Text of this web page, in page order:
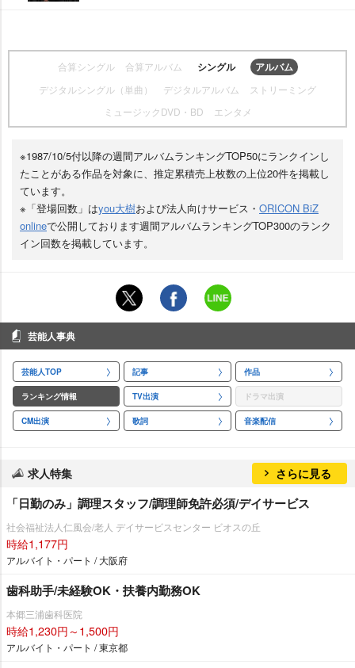
合算シングル 合算アルバム シングル アルバム
デジタルシングル（単曲） デジタルアルバム
ストリーミング
ミュージックDVD・BD
エンタメ
※1987/10/5付以降の週間アルバムランキングTOP50にランクインし
たことがある作品を対象に、推定累積売上枚数の上位20件を掲載し
ています。
※「登場回数」はyou大樹および法人向けサービス・ ORICON BiZ
onlineで公開しております週間アルバムランキングTOP300のランク
イン回数を掲載しています。
芸能人事典
芸能人TOP 記事 作品
ランキング情報 TV出演 ドラマ出演
CM出演 歌詞 音楽配信
求人特集 さらに見る
「日勤のみ」調理スタッフ/調理師免許必須/デイサービス
社会福祉法人仁風会/老人 デイサービスセンター ビオスの丘
時給1,177円
アルバイト・パート / 大阪府
歯科助手/未経験OK・扶養内勤務OK
本郷三浦歯科医院
時給1,230円～1,500円
アルバイト・パート / 東京都